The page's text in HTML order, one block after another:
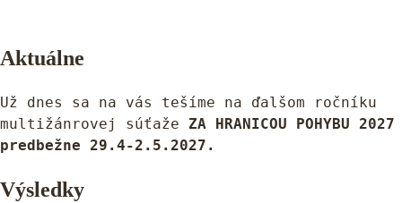
Aktuálne
Už dnes sa na vás tešíme na ďalšom ročníku
multižánrovej súťaže ZA HRANICOU POHYBU 2027
predbežne 29.4-2.5.2027.
Výsledky